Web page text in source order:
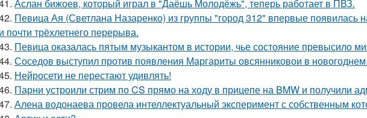
Аслан бижоев, который играл в "Даёшь Молодёжь", теперь работает в ПВЗ.
Певица Ая (Светлана Назаренко) из группы "город 312" впервые появилась
и почти трёхлетнего перерыва.
Певица оказалась пятым музыкантом в истории, чье состояние превысило
Соседов выступил против появления Маргариты овсянниковои в
Нейросети не перестают удивлять!
Парни устроили стрим по CS прямо на ходу в прицепе на BMW и получили
Алена водонаева провела интеллектуальный эксперимент с собственным